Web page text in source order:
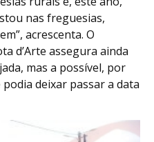
nas freguesias,
acrescenta. O
d’Arte assegura ainda
mas a possível, por
deixar passar a data